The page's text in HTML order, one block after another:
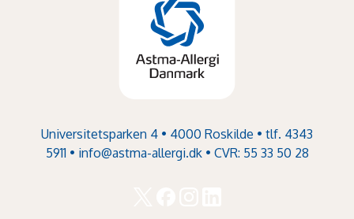
Universitetsparken 4 • 4000 Roskilde • tlf. 4343
5911 • info@astma-allergi.dk• CVR: 55 33 50 28